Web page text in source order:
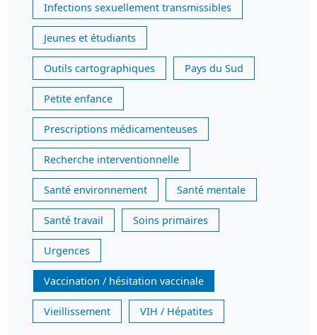
Infections sexuellement transmissibles
Jeunes et étudiants
Outils cartographiques Pays du Sud
Petite enfance
Prescriptions médicamenteuses
Recherche interventionnelle
Santé environnement Santé mentale
Santé travail Soins primaires
Urgences
Vaccination / hésitation vaccinale
Vieillissement VIH / Hépatites